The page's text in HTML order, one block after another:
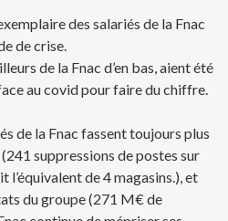
des salariés de la Fnac
de crise.
de la Fnac d’en bas, aient été
au covid pour faire du chiffre.
de la Fnac fassent toujours plus
suppressions de postes sur
l’équivalent de 4 magasins.), et
du groupe (271 M€ de